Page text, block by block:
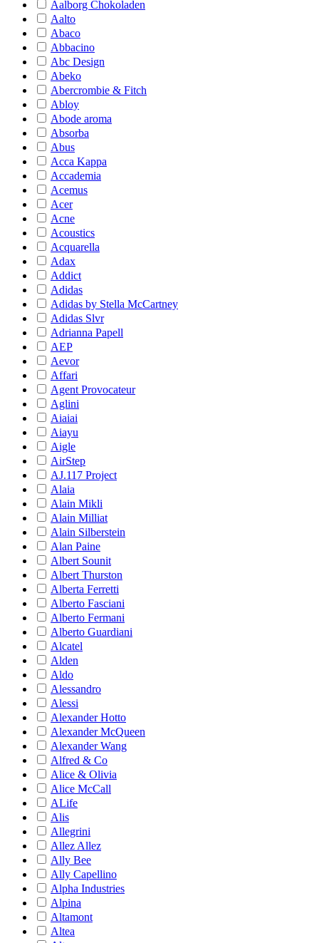
Aalborg Chokoladen
Aalto
Abaco
Abbacino
Abc Design
Abeko
Abercrombie & Fitch
Abloy
Abode aroma
Absorba
Abus
Acca Kappa
Accademia
Acemus
Acer
Acne
Acoustics
Acquarella
Adax
Addict
Adidas
Adidas by Stella McCartney
Adidas Slvr
Adrianna Papell
AEP
Aevor
Affari
Agent Provocateur
Aglini
Aiaiai
Aiayu
Aigle
AirStep
AJ.117 Project
Alaia
Alain Mikli
Alain Milliat
Alain Silberstein
Alan Paine
Albert Sounit
Albert Thurston
Alberta Ferretti
Alberto Fasciani
Alberto Fermani
Alberto Guardiani
Alcatel
Alden
Aldo
Alessandro
Alessi
Alexander Hotto
Alexander McQueen
Alexander Wang
Alfred & Co
Alice & Olivia
Alice McCall
ALife
Alis
Allegrini
Allez Allez
Ally Bee
Ally Capellino
Alpha Industries
Alpina
Altamont
Altea